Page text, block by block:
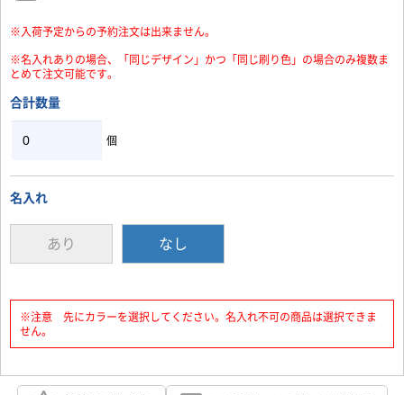
※入荷予定からの予約注文は出来ません。
※名入れありの場合、「同じデザイン」かつ「同じ刷り色」の場合のみ複数ま
とめて注文可能です。
合計数量
個
名入れ
あり なし
※注意 先にカラーを選択してください。名入れ不可の商品は選択できま
せん。